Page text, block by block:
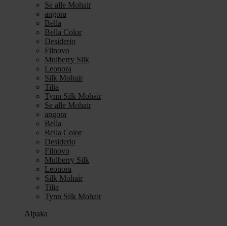
Se alle Mohair
angora
Bella
Bella Color
Desiderio
Filnovo
Mulberry Silk
Leonora
Silk Mohair
Tilia
Tynn Silk Mohair
Se alle Mohair
angora
Bella
Bella Color
Desiderio
Filnovo
Mulberry Silk
Leonora
Silk Mohair
Tilia
Tynn Silk Mohair
Alpaka